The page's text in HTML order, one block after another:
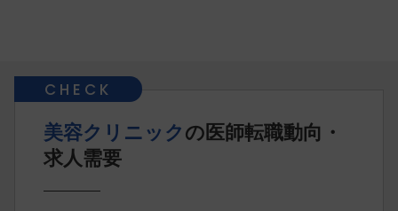
美容クリニックの医師転職動向・
求人需要